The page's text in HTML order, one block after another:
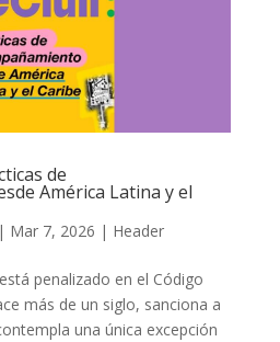
de
América Latina y el
| Mar 7, 2026 | Header
penalizado en el Código
más de un siglo, sanciona a
una única excepción